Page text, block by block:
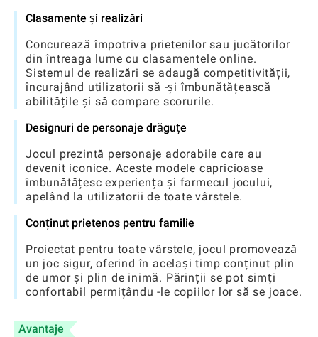
Clasamente și realizări
Concurează împotriva prietenilor sau jucătorilor
din întreaga lume cu clasamentele online.
Sistemul de realizări se adaugă competitivității,
încurajând utilizatorii să -și îmbunătățească
abilitățile și să compare scorurile.
Designuri de personaje drăguțe
Jocul prezintă personaje adorabile care au
devenit iconice. Aceste modele capricioase
îmbunătățesc experiența și farmecul jocului,
apelând la utilizatorii de toate vârstele.
Conținut prietenos pentru familie
Proiectat pentru toate vârstele, jocul promovează
un joc sigur, oferind în același timp conținut plin
de umor și plin de inimă. Părinții se pot simți
confortabil permițându -le copiilor lor să se joace.
Avantaje